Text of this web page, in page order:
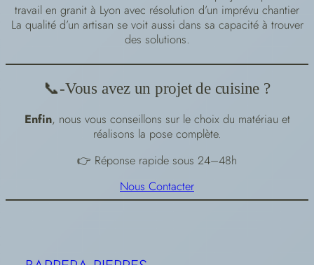
La qualité d’un artisan se voit aussi dans sa capacité à trouver
des solutions.
📞-Vous avez un projet de cuisine ?
Enfin, nous vous conseillons sur le choix du matériau et
réalisons la pose complète.
👉 Réponse rapide sous 24–48h
Nous Contacter